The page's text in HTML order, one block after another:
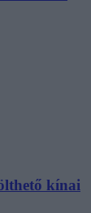
kínai